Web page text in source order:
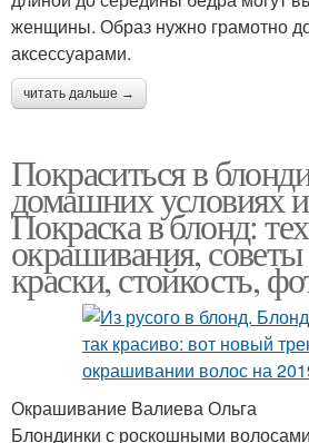
женщины. Образ нужно грамотно
аксессуарами.
читать дальше →
Покраситься в
домашних условиях
Покраска в блонд:
окрашивания,
краски, стойкость,
Окрашивание Валиева Ольга
Блондинки с роскошными